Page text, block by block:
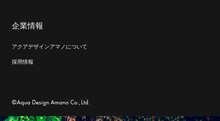
企業情報
アクアデザインアマノについて
採用情報
©Aqua Design Amano Co.,Ltd.